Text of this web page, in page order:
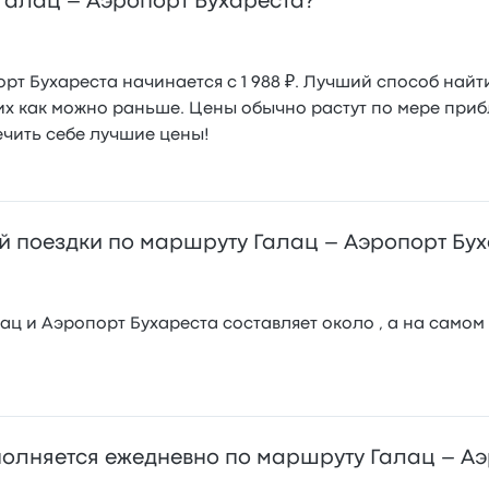
Бухареста начинается с 1 988 ₽. Лучший способ
как можно раньше. Цены обычно растут по мере
себе лучшие цены!
поездки по маршруту Галац – Аэропорт
и Аэропорт Бухареста составляет около , а на самом
ежедневно по маршруту Галац –